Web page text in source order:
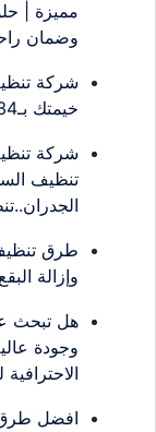
مميزة |
وضمان
شركة
خيمتك بـ34%خصم وبجودة100%اتصل بنا الان
تنظيف
طرق
وإزالة البقع 100% بأحدث التقنيات
هل تبحث
وجودة
افضل طرق